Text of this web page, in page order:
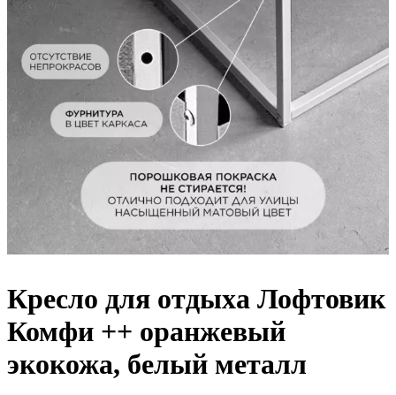
Кресло для отдыха Лофтовик
Комфи ++ оранжевый
экокожа, белый металл